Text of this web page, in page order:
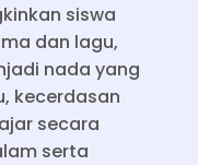
siswa
dan lagu,
nada yang
kecerdasan
secara
serta